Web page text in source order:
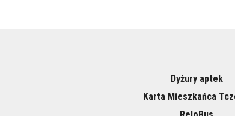
Dyżury aptek
Karta Mieszkańca